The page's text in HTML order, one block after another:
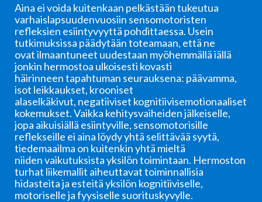
Aina ei voida kuitenkaan pelkästään tukeutua
varhaislapsuudenvuosiin sensomotoristen
refleksien esiintyvyyttä pohdittaessa. Usein
tutkimuksissa päädytään toteamaan, että ne
ovat ilmaantuneet uudestaan myöhemmällä iällä
jonkin hermostoa ulkoisesti kovasti
häirinneen tapahtuman seurauksena: päävamma,
isot leikkaukset, krooniset
alaselkäkivut, negatiiviset kognitiivisemotionaaliset
kokemukset. Vaikka kehitysvaiheiden jälkeiselle,
jopa aikuisiällä esiintyville, sensomotorisille
reflekseille ei aina löydy yhtä selittävää syytä,
tiedemaailma on kuitenkin yhtä mieltä
niiden vaikutuksista yksilön toimintaan. Hermoston
turhat liikemallit aiheuttavat toiminnallisia
hidasteita ja esteitä yksilön kognitiiviselle,
motoriselle ja fyysiselle suorituskyvylle.